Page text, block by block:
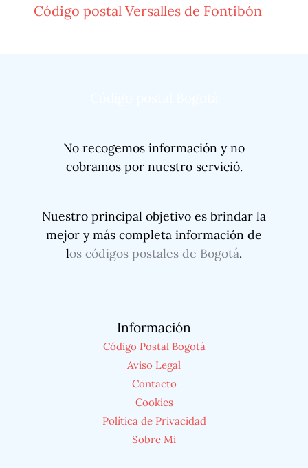
Código postal Versalles de Fontibón
No recogemos información y no
cobramos por nuestro servició.
Nuestro principal objetivo es brindar la
mejor y más completa información de
los códigos postales de Bogotá.
Información
Código Postal Bogotá
Aviso Legal
Contacto
Cookies
Política de Privacidad
Sobre Mi